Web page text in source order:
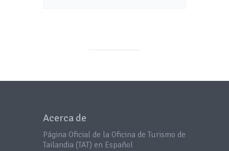
Acerca de
Página Oficial de la Oficina de Turismo de
Tailandia (TAT) en Español